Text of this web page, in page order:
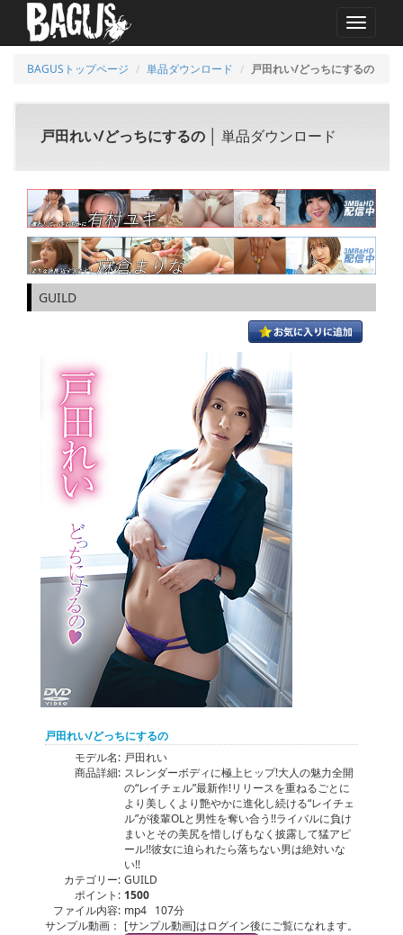
MENU
BAGUSトップページ 単品ダウンロード 戸田れい/どっちにするの
戸田れい/どっちにするの │ 単品ダウンロード
GUILD
戸田れい/どっちにするの
モデル名: 戸田れい
商品詳細: スレンダーボディに極上ヒップ!大人の魅力全開
の“レイチェル”最新作!リリースを重ねるごとに
より美しくより艶やかに進化し続ける“レイチェ
ル”が後輩OLと男性を奪い合う!!ライバルに負け
まいとその美尻を惜しげもなく披露して猛アピ
ール!!彼女に迫られたら落ちない男は絶対いな
い!!
カテゴリー: GUILD
ポイント: 1500
ファイル内容: mp4 107分
サンプル動画： [サンプル動画]はログイン後にご覧になれます。